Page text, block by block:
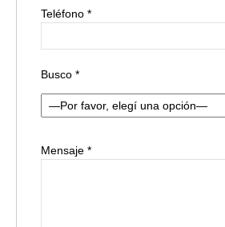
Teléfono *
Busco *
Mensaje *